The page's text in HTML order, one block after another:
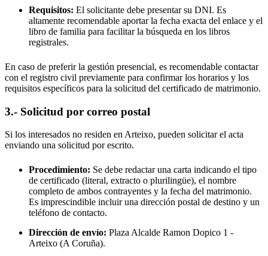
Requisitos: El solicitante debe presentar su DNI. Es
altamente recomendable aportar la fecha exacta del enlace y el
libro de familia para facilitar la búsqueda en los libros
registrales.
En caso de preferir la gestión presencial, es recomendable contactar
con el registro civil previamente para confirmar los horarios y los
requisitos específicos para la solicitud del certificado de matrimonio.
3.- Solicitud por correo postal
Si los interesados no residen enArteixo, pueden solicitar el acta
enviando una solicitud por escrito.
Procedimiento: Se debe redactar una carta indicando el tipo
de certificado (literal, extracto o plurilingüe), el nombre
completo de ambos contrayentes y la fecha del matrimonio.
Es imprescindible incluir una dirección postal de destino y un
teléfono de contacto.
Dirección de envío: Plaza Alcalde Ramon Dopico 1 -
Arteixo (A Coruña).